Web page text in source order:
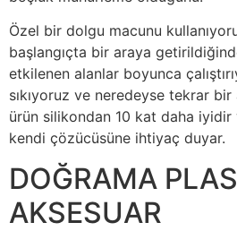
Özel bir dolgu macunu
başlangıçta bir araya
etkilenen alanlar boyunca
sıkıyoruz ve neredeyse tekrar
ürün silikondan 10 kat daha
kendi çözücüsüne ihtiyaç duyar.
DOĞRAMA
AKSESUAR